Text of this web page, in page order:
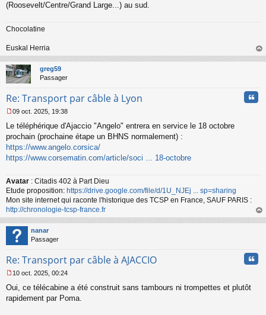
o
u
(Roosevelt/Centre/Grand Large...) au sud.
Chocolatine
Euskal Herria
au
greg59
Passager
Re: Transport par câble à Lyon
e
s
s
a
g
n
o
n
l
u
09 oct. 2025, 19:38
Le téléphérique d'Ajaccio "Angelo" entrera en service le 18 octobre
prochain (prochaine étape un BHNS normalement) :
https://www.angelo.corsica/
https://www.corsematin.com/article/soci ... 18-octobre
Avatar : Citadis 402 à Part Dieu
Etude proposition: https://drive.google.com/file/d/1U_NJEj ... sp=sharing
Mon site internet qui raconte l'historique des TCSP en France, SAUF PARIS :
http://chronologie-tcsp-france.fr
au
nanar
Passager
Re: Transport par câble à AJACCIO
e
s
10 oct. 2025, 00:24
Oui, ce télécabine a été construit sans tambours ni trompettes et plutôt
rapidement par Poma.